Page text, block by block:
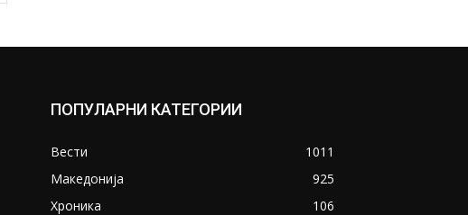
ПОПУЛАРНИ КАТЕГОРИИ
Вести
1011
Македонија
925
Хроника
106